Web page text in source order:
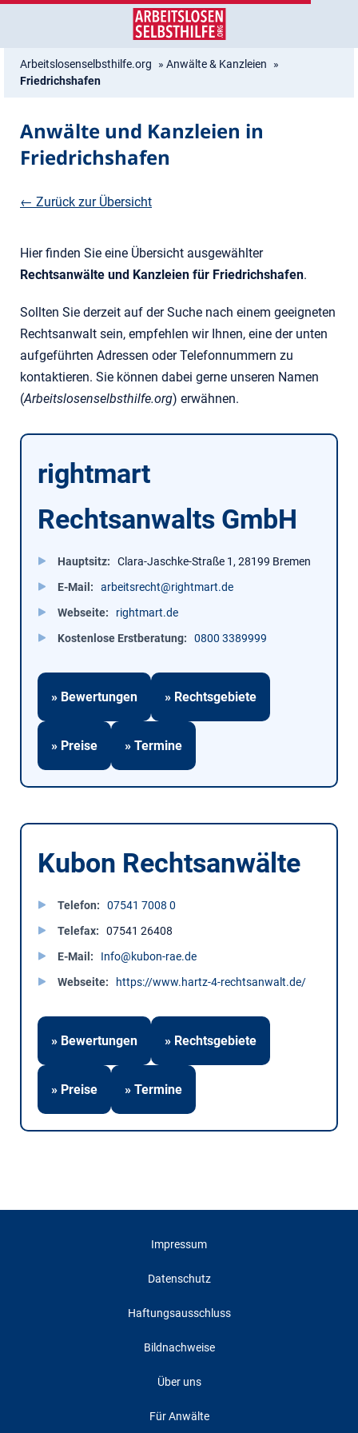
Zum
Zur
Anwälte und Kanzleien in
Friedrichshafen
Arbeitslosenselbsthilfe.org » Anwälte & Kanzleien
»
Friedrichshafen
← Zurück zur Übersicht
Hier finden Sie eine Übersicht ausgewählter
Rechtsanwälte und Kanzleien für Friedrichshafen.
Sollten Sie derzeit auf der Suche nach einem geeigneten
Rechtsanwalt sein, empfehlen wir Ihnen, eine der unten
aufgeführten Adressen oder Telefonnummern zu
kontaktieren. Sie können dabei gerne unseren Namen
(Arbeitslosenselbsthilfe.org) erwähnen.
rightmart
Rechtsanwalts GmbH
Hauptsitz
Clara-Jaschke-Straße 1, 28199 Bremen
E-Mail
arbeitsrecht@rightmart.de
Webseite
rightmart.de
Kostenlose Erstberatung
0800 3389999
» Bewertungen » Rechtsgebiete
» Preise » Termine
Kubon Rechtsanwälte
Telefon
07541 7008 0
Telefax
07541 26408
E-Mail
Info@kubon-rae.de
Webseite
https://www.hartz-4-rechtsanwalt.de/
» Bewertungen » Rechtsgebiete
» Preise » Termine
Impressum
Datenschutz
Haftungsausschluss
Bildnachweise
Über uns
Für Anwälte